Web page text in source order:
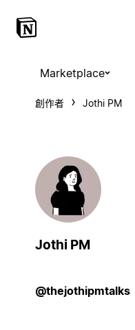
Marketplace
創作者 Jothi PM
Jothi PM
@thejothipmtalks